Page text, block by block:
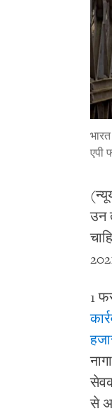
एपी
उन
1
से